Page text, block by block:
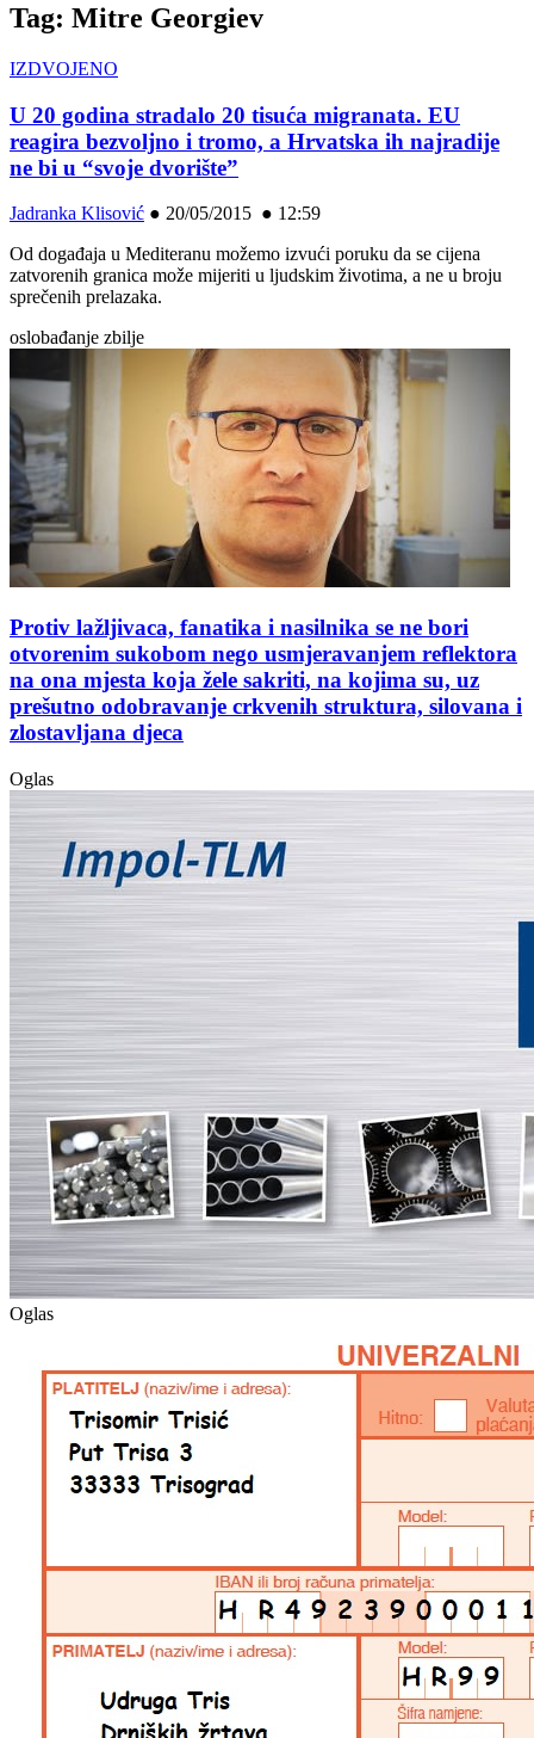
Tag: Mitre Georgiev
IZDVOJENO
U 20 godina stradalo 20 tisuća migranata. EU
reagira bezvoljno i tromo, a Hrvatska ih najradije
ne bi u “svoje dvorište”
Jadranka Klisović ● 20/05/2015 ● 12:59
Od događaja u Mediteranu možemo izvući poruku da se cijena
zatvorenih granica može mijeriti u ljudskim životima, a ne u broju
sprečenih prelazaka.
oslobađanje zbilje
Protiv lažljivaca, fanatika i nasilnika se ne bori
otvorenim sukobom nego usmjeravanjem reflektora
na ona mjesta koja žele sakriti, na kojima su, uz
prešutno odobravanje crkvenih struktura, silovana i
zlostavljana djeca
Oglas
Oglas